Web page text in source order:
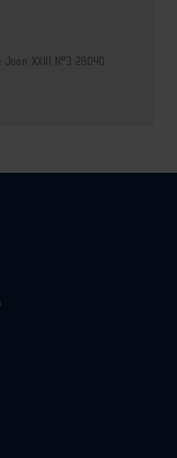
XXIII Nº3 28040